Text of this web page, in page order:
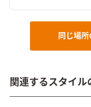
同じ場
関連するスタイル